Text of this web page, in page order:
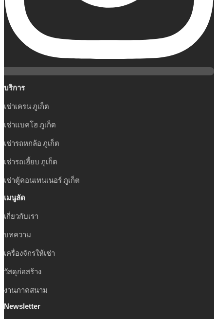
บริการ
เช่าเครน ภูเก็ต
เช่าแบคโฮ ภูเก็ต
เช่ารถหกล้อ ภูเก็ต
เช่ารถเฮี้ยบ ภูเก็ต
เช่าตู้คอนเทนเนอร์ ภูเก็ต
เมนูลัด
เกี่ยวกับเรา
บทความ
เครื่องจักรให้เช่า
วัสดุก่อสร้าง
งานภาคสนาม
Newsletter